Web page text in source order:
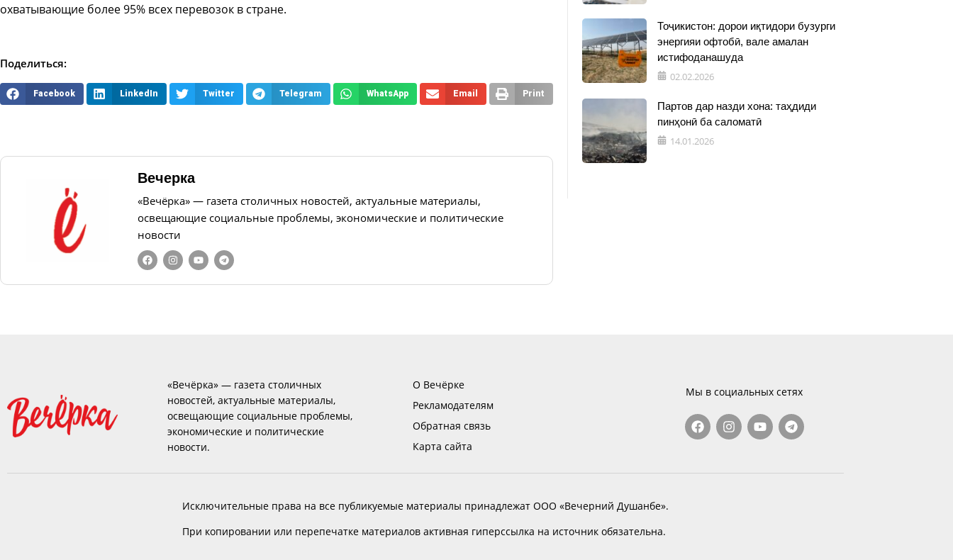
охватывающие более 95% всех перевозок в стране.
Поделиться:
Facebook LinkedIn Twitter Telegram WhatsApp Email Print
Вечерка
«Вечёрка» — газета столичных новостей, актуальные материалы,
освещающие социальные проблемы, экономические и политические
новости
Тоҷикистон: дорои иқтидори бузурги
энергияи офтобӣ, вале амалан
истифоданашуда
02.02.2026
Партов дар назди хона: таҳдиди
пинҳонӣ ба саломатӣ
14.01.2026
«Вечёрка» — газета столичных
новостей, актуальные материалы,
освещающие социальные проблемы,
экономические и политические
новости.
О Вечёрке
Рекламодателям
Обратная связь
Карта сайта
Мы в социальных сетях
Исключительные права на все публикуемые материалы принадлежат ООО «Вечерний Душанбе».
При копировании или перепечатке материалов активная гиперссылка на источник обязательна.